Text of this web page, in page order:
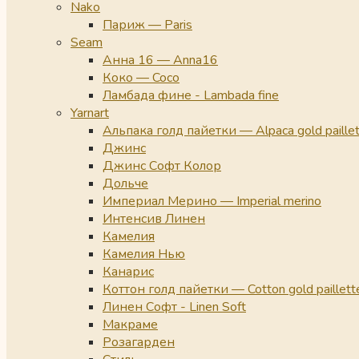
Nako
Париж — Paris
Seam
Анна 16 — Anna16
Коко — Coco
Ламбада фине - Lambada fine
Yarnart
Альпака голд пайетки — Alpaca gold
Джинс
Джинс Софт Колор
Дольче
Империал Мерино — Imperial merino
Интенсив Линен
Камелия
Камелия Нью
Канарис
Коттон голд пайетки — Cotton gold
Линен Софт - Linen Soft
Макраме
Розагарден